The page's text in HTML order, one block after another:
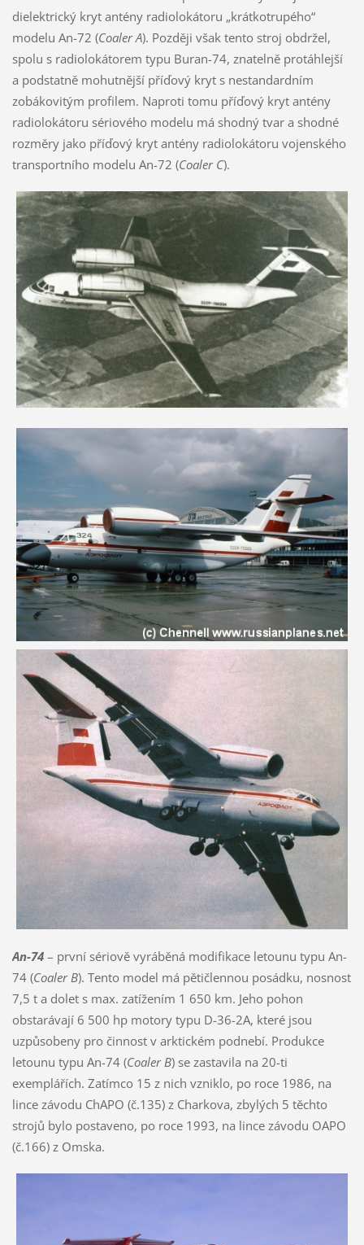
dielektrický kryt antény radiolokátoru „krátkotrupého“
modelu An-72 (Coaler A). Později však tento stroj obdržel,
spolu s radiolokátorem typu Buran-74, znatelně protáhlejší
a podstatně mohutnější příďový kryt s nestandardním
zobákovitým profilem. Naproti tomu příďový kryt antény
radiolokátoru sériového modelu má shodný tvar a shodné
rozměry jako příďový kryt antény radiolokátoru vojenského
transportního modelu An-72 (Coaler C).
An-74 – první sériově vyráběná modifikace letounu typu An-
74 (Coaler B). Tento model má pětičlennou posádku, nosnost
7,5 t a dolet s max. zatížením 1 650 km. Jeho pohon
obstarávají 6 500 hp motory typu D-36-2A, které jsou
uzpůsobeny pro činnost v arktickém podnebí. Produkce
letounu typu An-74 (Coaler B) se zastavila na 20-ti
exemplářích. Zatímco 15 z nich vzniklo, po roce 1986, na
lince závodu ChAPO (č.135) z Charkova, zbylých 5 těchto
strojů bylo postaveno, po roce 1993, na lince závodu OAPO
(č.166) z Omska.